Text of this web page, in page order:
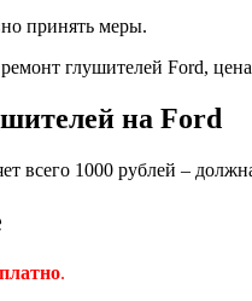
принять меры.
глушителей Ford,
на Ford
всего 1000 рублей –
.